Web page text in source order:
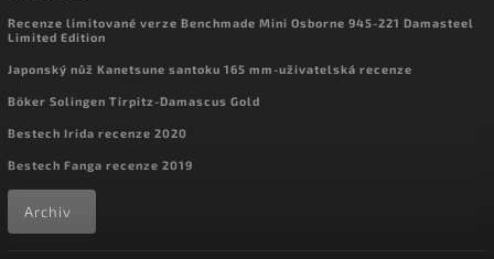
Recenze limitované verze Benchmade Mini Osborne 945-221 Damasteel
Limited Edition
Japonský nůž Kanetsune santoku 165 mm-uživatelská recenze
Böker Solingen Tirpitz-Damascus Gold
Bestech Irida recenze 2020
Bestech Fanga recenze 2019
Archiv